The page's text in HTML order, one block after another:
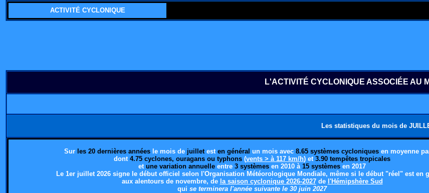
ACTIVITÉ CYCLONIQUE
L'ACTIVITÉ CYCLONIQUE ASSOCIÉE AU
Les statistiques du mois de
Sur les 20 dernières années le mois dejuillet est en général un mois avec 8.65 systèmes cycloniquesen moyenne
dont 4.75 cyclones, ouragans ou typhons (vents > à 117 km/h) et 3.90 tempêtes tropicales
et une variation annuelle entre 3 systèmes en 2010 à 15 systèmes en 2017
Le 1er juillet 2026 signe le début officiel selon l'Organisation Météorologique Mondiale, même si le début "réel" est en
aux alentours de novembre, de la saison cyclonique 2026-2027de l'Hémipshère Sud
qui se terminera l'année suivante le 30 juin 2027